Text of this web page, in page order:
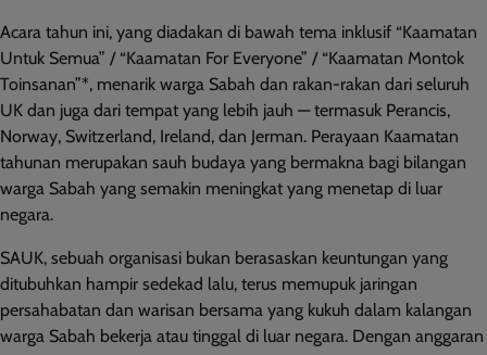
Acara tahun ini, yang diadakan di bawah tema inklusif “Kaamatan
Untuk Semua” / “Kaamatan For Everyone” / “Kaamatan Montok
Toinsanan”*, menarik warga Sabah dan rakan-rakan dari seluruh
UK dan juga dari tempat yang lebih jauh — termasuk Perancis,
Norway, Switzerland, Ireland, dan Jerman. Perayaan Kaamatan
tahunan merupakan sauh budaya yang bermakna bagi bilangan
warga Sabah yang semakin meningkat yang menetap di luar
negara.
SAUK, sebuah organisasi bukan berasaskan keuntungan yang
ditubuhkan hampir sedekad lalu, terus memupuk jaringan
persahabatan dan warisan bersama yang kukuh dalam kalangan
warga Sabah bekerja atau tinggal di luar negara. Dengan anggaran